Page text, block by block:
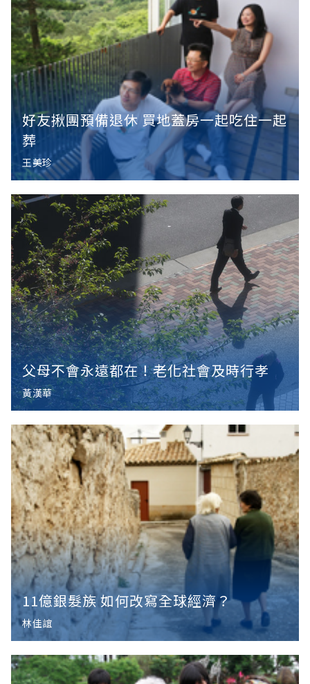
好友揪團預備退休 買地蓋房一起吃住一起
葬
王美珍
父母不會永遠都在！老化社會及時行孝
黃漢華
11億銀髮族 如何改寫全球經濟？
林佳誼